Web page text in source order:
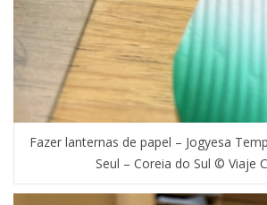
Fazer lanternas de papel – Jogyesa
Seul – Coreia do Sul © Viaje